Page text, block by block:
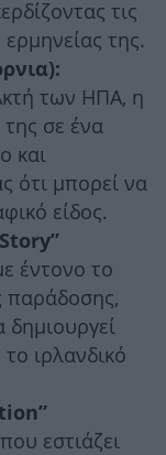
τις
της.
των ΗΠΑ, η
της σε ένα
και
ότι μπορεί να
είδος.
έντονο το
παράδοσης,
ιρλανδικό
εστιάζει